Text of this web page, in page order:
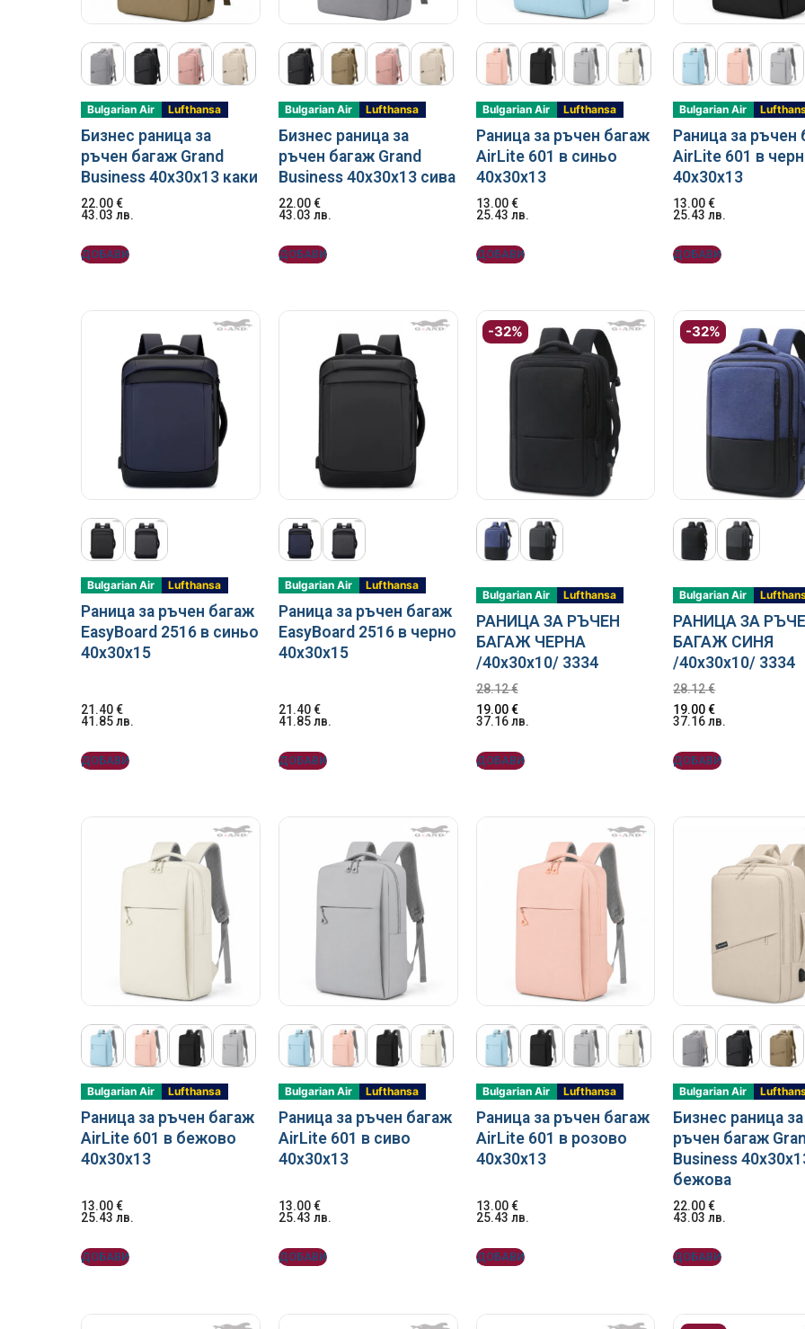
Куфари Текстилни
Куфари Поликарбонат
Големи дамски чанти
Чанти от естествена кожа
Чанти от текстил и водоустойчиви
Плажни чанти
Чанти за лаптоп и документи
Мъжки портмонета
Калъфи за куфари
Възглавници за пътуване
Пазарски чанти
Етикети за идентификация на куфари
Кантари
Катинари за багаж
Колани за куфар
Органейзери за куфари
Чадъри
Bulgarian Air Lufthansa
Бизнес раница за
ръчен багаж Grand
Business 40x30x13 каки
22.00€
43.03 лв.
ДОБАВИ
Bulgarian Air Lufthansa
Бизнес раница за
ръчен багаж Grand
Business 40x30x13 сивa
22.00€
43.03 лв.
ДОБАВИ
Bulgarian Air Lufthansa
Раница за ръчен багаж
AirLite 601 в синьо
40x30x13
13.00€
25.43 лв.
ДОБАВИ
Bulgarian Air
Раница за ръчен
AirLite 601 в
40x30x13
13.00€
25.43лв.
ДОБАВИ
Bulgarian Air Lufthansa
Раница за ръчен багаж
EasyBoard 2516 в синьо
40x30x15
21.40€
41.85лв.
ДОБАВИ
Bulgarian Air Lufthansa
Раница за ръчен багаж
EasyBoard 2516 в черно
40x30x15
21.40€
41.85лв.
ДОБАВИ
-32%
Bulgarian Air Lufthansa
РАНИЦА ЗА РЪЧЕН
БАГАЖ ЧЕРНА
/40x30x10/ 3334
28.12€
19.00€
37.16лв.
ДОБАВИ
-32%
Bulgarian Air
РАНИЦА ЗА
БАГАЖ СИНЯ
/40x30x10/ 3334
28.12€
19.00€
37.16лв.
ДОБАВИ
Bulgarian Air Lufthansa
Раница за ръчен багаж
AirLite 601 в бежово
40x30x13
13.00€
25.43 лв.
ДОБАВИ
Bulgarian Air Lufthansa
Раница за ръчен багаж
AirLite 601 в сиво
40x30x13
13.00€
25.43 лв.
ДОБАВИ
Bulgarian Air Lufthansa
Раница за ръчен багаж
AirLite 601 в розово
40x30x13
13.00€
25.43 лв.
ДОБАВИ
Bulgarian Air
Бизнес раница за
ръчен багаж
Business
бежовa
22.00€
43.03лв.
ДОБАВИ